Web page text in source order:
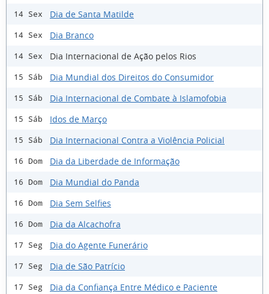
14 Sex Dia de Santa Matilde
14 Sex Dia Branco
14 Sex Dia Internacional de Ação pelos Rios
15 Sáb Dia Mundial dos Direitos do Consumidor
15 Sáb Dia Internacional de Combate à Islamofobia
15 Sáb Idos de Março
15 Sáb Dia Internacional Contra a Violência Policial
16 Dom Dia da Liberdade de Informação
16 Dom Dia Mundial do Panda
16 Dom Dia Sem Selfies
16 Dom Dia da Alcachofra
17 Seg Dia do Agente Funerário
17 Seg Dia de São Patrício
17 Seg Dia da Confiança Entre Médico e Paciente